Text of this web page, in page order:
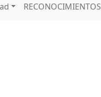
RECONOCIMIENTOS